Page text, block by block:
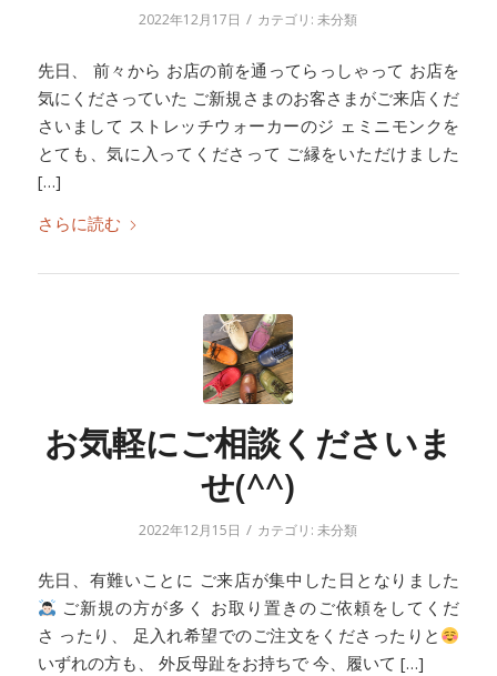
2022年12月17日 / カテゴリ:未分類
先日、 前々から お店の前を通ってらっしゃって お店を
気にくださっていた ご新規さまのお客さまがご来店くだ
さいまして ストレッチウォーカーのジ ェミニモンクを
とても、気に入ってくださって ご縁をいただけました
[…]
さらに読む
お気軽にご相談くださいま
せ(^^)
2022年12月15日 / カテゴリ:未分類
先日、有難いことに ご来店が集中した日となりました
ご新規の方が多く お取り置きのご依頼をしてくだ
さ ったり、 足入れ希望でのご注文をくださったりと
いずれの方も、 外反母趾をお持ちで 今、履いて […]